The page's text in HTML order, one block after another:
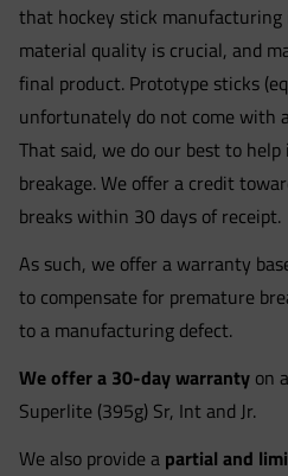
that hockey stick manufacturing
material quality is crucial, and
final product. Prototype sticks
unfortunately do not come with
That said, we do our best to
breakage. We offer a credit
breaks within 30 days of receipt.
As such, we offer a warranty
to compensate for premature
to a manufacturing defect.
We offer a 30-day warranty on
Superlite (395g) Sr, Int and Jr.
We also provide a partial and